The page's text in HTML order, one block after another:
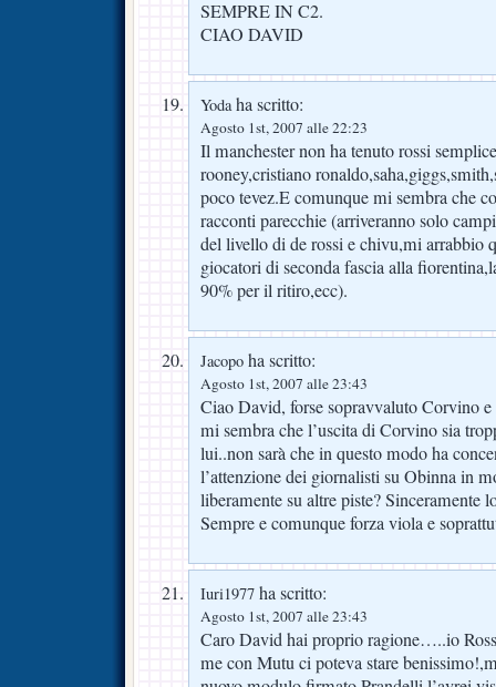
SEMPRE IN C2.
CIAO DAVID
Yodaha scritto:
Agosto 1st, 2007 alle 22:23
Il manchester non ha tenuto rossi
rooney,cristiano
poco tevez.E comunque mi sembra che
racconti parecchie (arriveranno solo
del livello di de rossi e chivu,mi arrabbio
giocatori di seconda fascia alla
90% per il ritiro,ecc).
Jacopo ha scritto:
Agosto 1st, 2007 alle 23:43
Ciao David, forse sopravvaluto Corvino
mi sembra che l’uscita di Corvino sia
lui..non sarà che in questo modo ha
l’attenzione dei giornalisti su Obinna in
liberamente su altre piste? Sinceramente
Sempre e comunque forza viola e
Iuri1977 ha scritto:
Agosto 1st, 2007 alle 23:43
Caro David hai proprio ragione…..io
me con Mutu ci poteva stare